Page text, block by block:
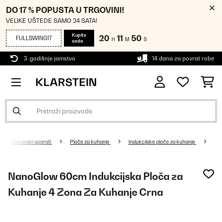
DO 17 % POPUSTA U TRGOVINI!
VELIKE UŠTEDE SAMO 24 SATA!
FULLSWING17
Kupite
sada
20 H 11 M 50 S
3-godišnje jamstvo 14 dana za povrat robe
Kućanski aparati Ploče za kuhanje Indukcijske ploče za kuhanje
NanoGlow 60cm Indukcijska Ploča za
Kuhanje 4 Zona Za Kuhanje Crna